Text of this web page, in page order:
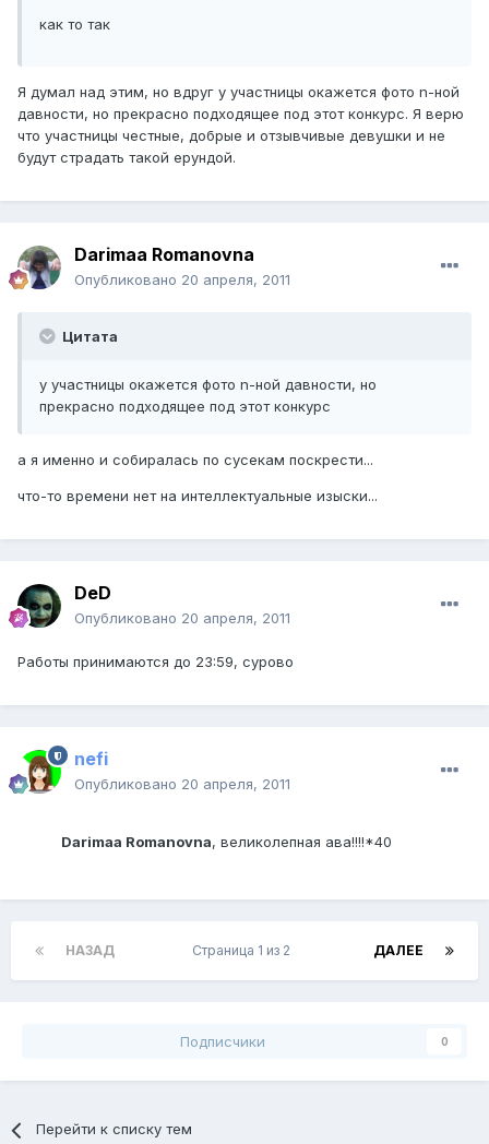
как то так
Я думал над этим, но вдруг у участницы окажется фото n-ной
давности, но прекрасно подходящее под этот конкурс. Я верю
что участницы честные, добрые и отзывчивые девушки и не
будут страдать такой ерундой.
Darimaa Romanovna
Опубликовано 20 апреля, 2011
Цитата
у участницы окажется фото n-ной давности, но
прекрасно подходящее под этот конкурс
а я именно и собиралась по сусекам поскрести...
что-то времени нет на интеллектуальные изыски...
DeD
Опубликовано 20 апреля, 2011
Работы принимаются до 23:59, сурово
nefi
Опубликовано 20 апреля, 2011
Darimaa Romanovna, великолепная ава!!!!*40
НАЗАД ДАЛЕЕ
Страница 1 из 2
Подписчики 0
Перейти к списку тем